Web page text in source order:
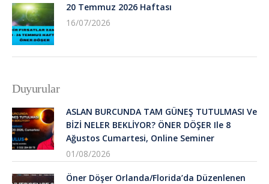
20 Temmuz 2026 Haftası
16/07/2026
Duyurular
ASLAN BURCUNDA TAM GÜNEŞ TUTULMASI Ve
BİZİ NELER BEKLİYOR? ÖNER DÖŞER Ile 8
Ağustos Cumartesi, Online Seminer
01/08/2026
Öner Döşer Orlanda/Florida’da Düzenlenen